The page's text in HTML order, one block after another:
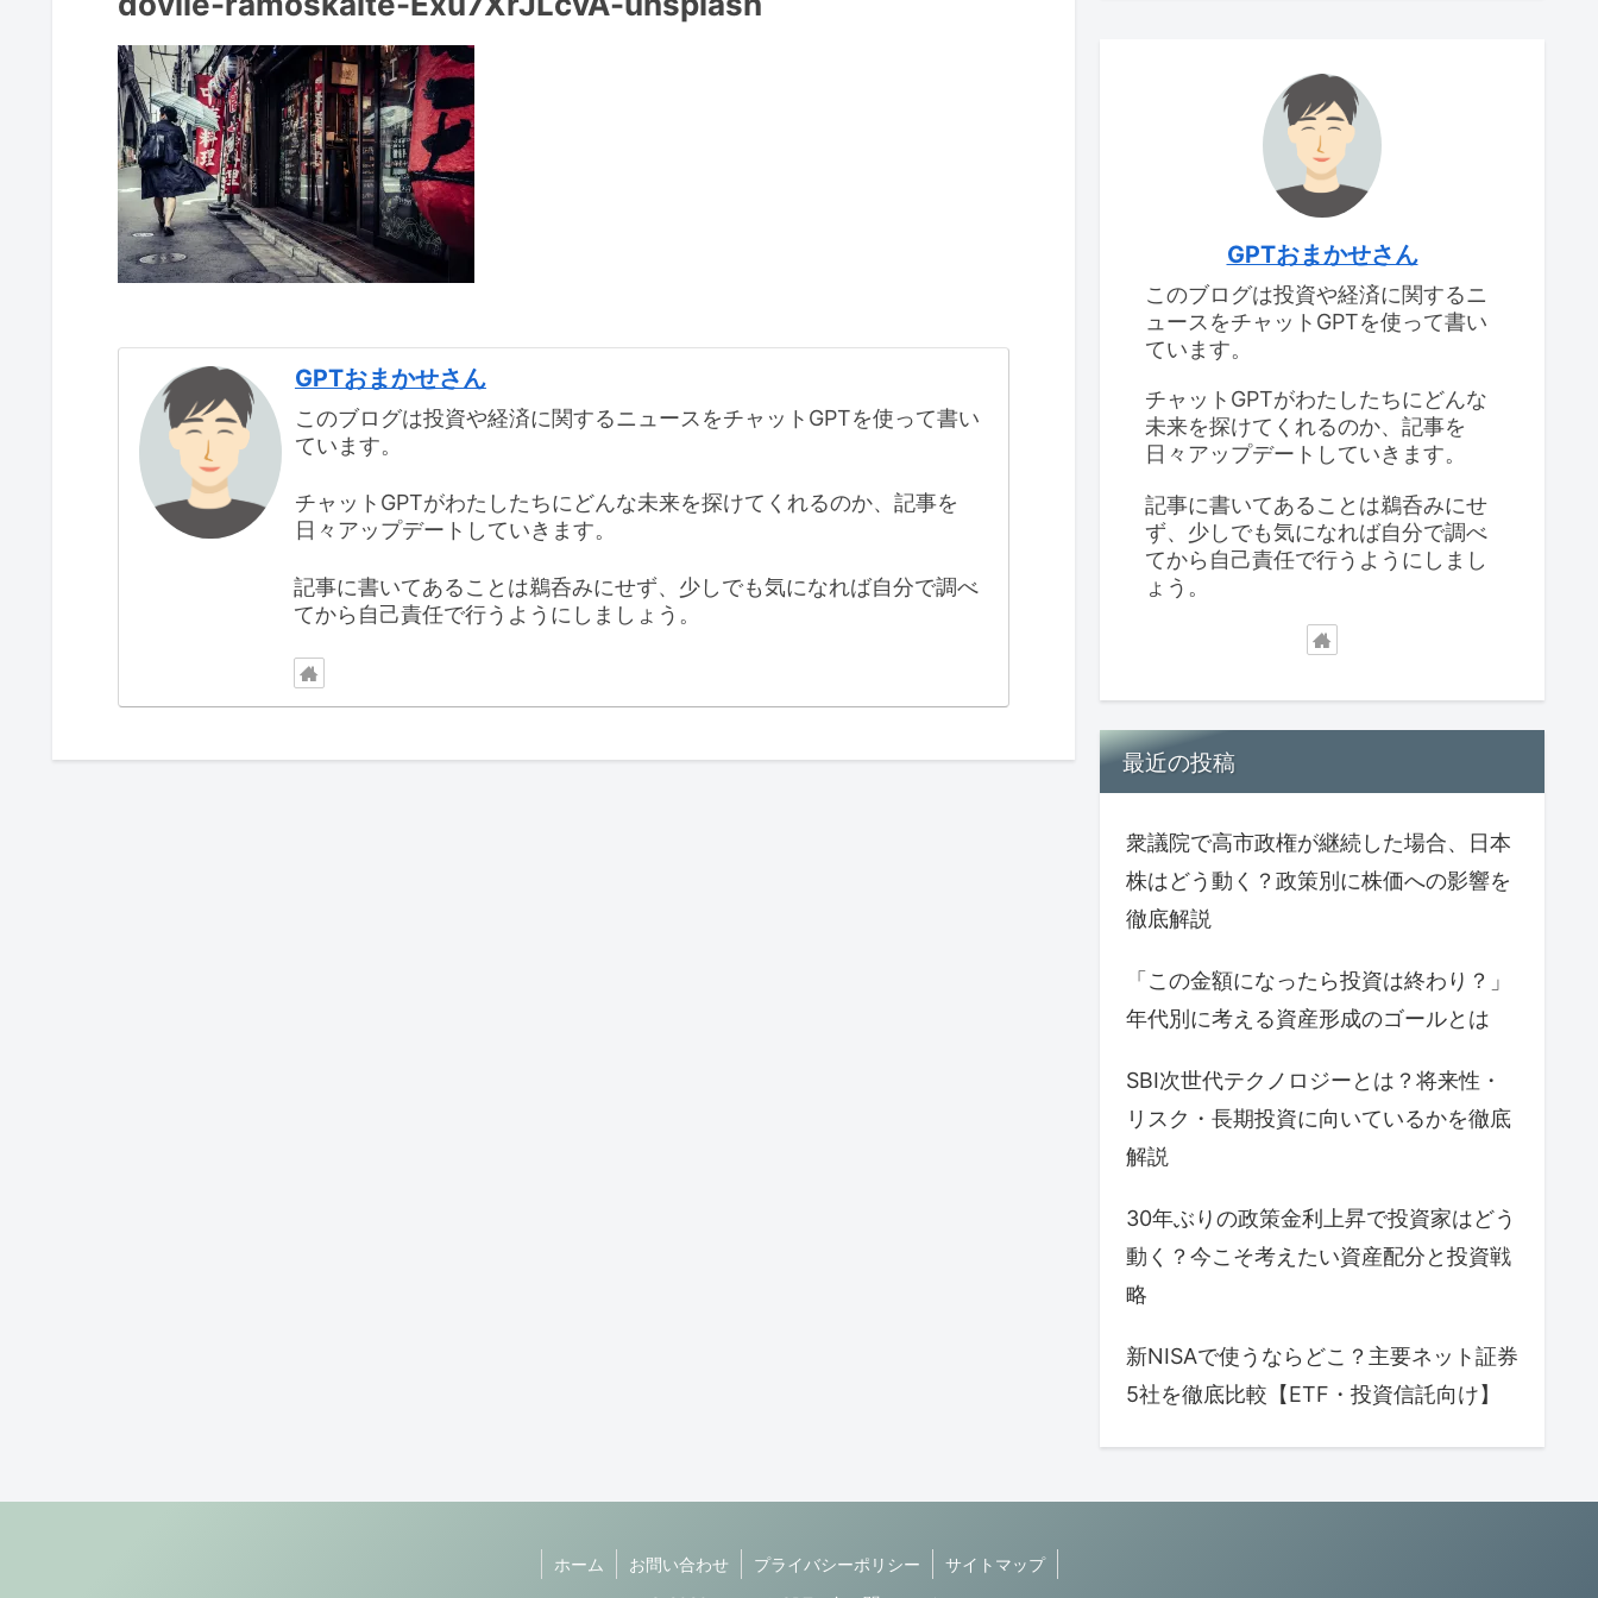
GPTおまかせさん
このブログは投資や経済に関するニュースをチャットGPTを使って書い
ています。
チャットGPTがわたしたちにどんな未来を探けてくれるのか、記事を
日々アップデートしていきます。
記事に書いてあることは鵜呑みにせず、少しでも気になれば自分で調べ
てから自己責任で行うようにしましょう。
GPTおまかせさん
このブログは投資や経済に関するニ
ュースをチャットGPTを使って書い
ています。
チャットGPTがわたしたちにどんな
未来を探けてくれるのか、記事を
日々アップデートしていきます。
記事に書いてあることは鵜呑みにせ
ず、少しでも気になれば自分で調べ
てから自己責任で行うようにしまし
ょう。
最近の投稿
衆議院で高市政権が継続した場合、日本
株はどう動く？政策別に株価への影響を
徹底解説
「この金額になったら投資は終わり？」
年代別に考える資産形成のゴールとは
SBI次世代テクノロジーとは？将来性・
リスク・長期投資に向いているかを徹底
解説
30年ぶりの政策金利上昇で投資家はどう
動く？今こそ考えたい資産配分と投資戦
略
新NISAで使うならどこ？主要ネット証券
5社を徹底比較【ETF・投資信託向け】
ホーム お問い合わせ プライバシーポリシー
サイトマップ